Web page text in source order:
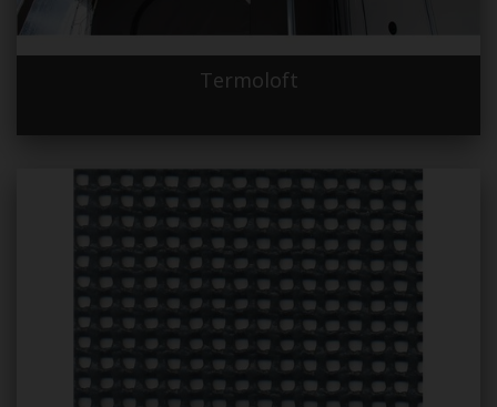
Termoloft